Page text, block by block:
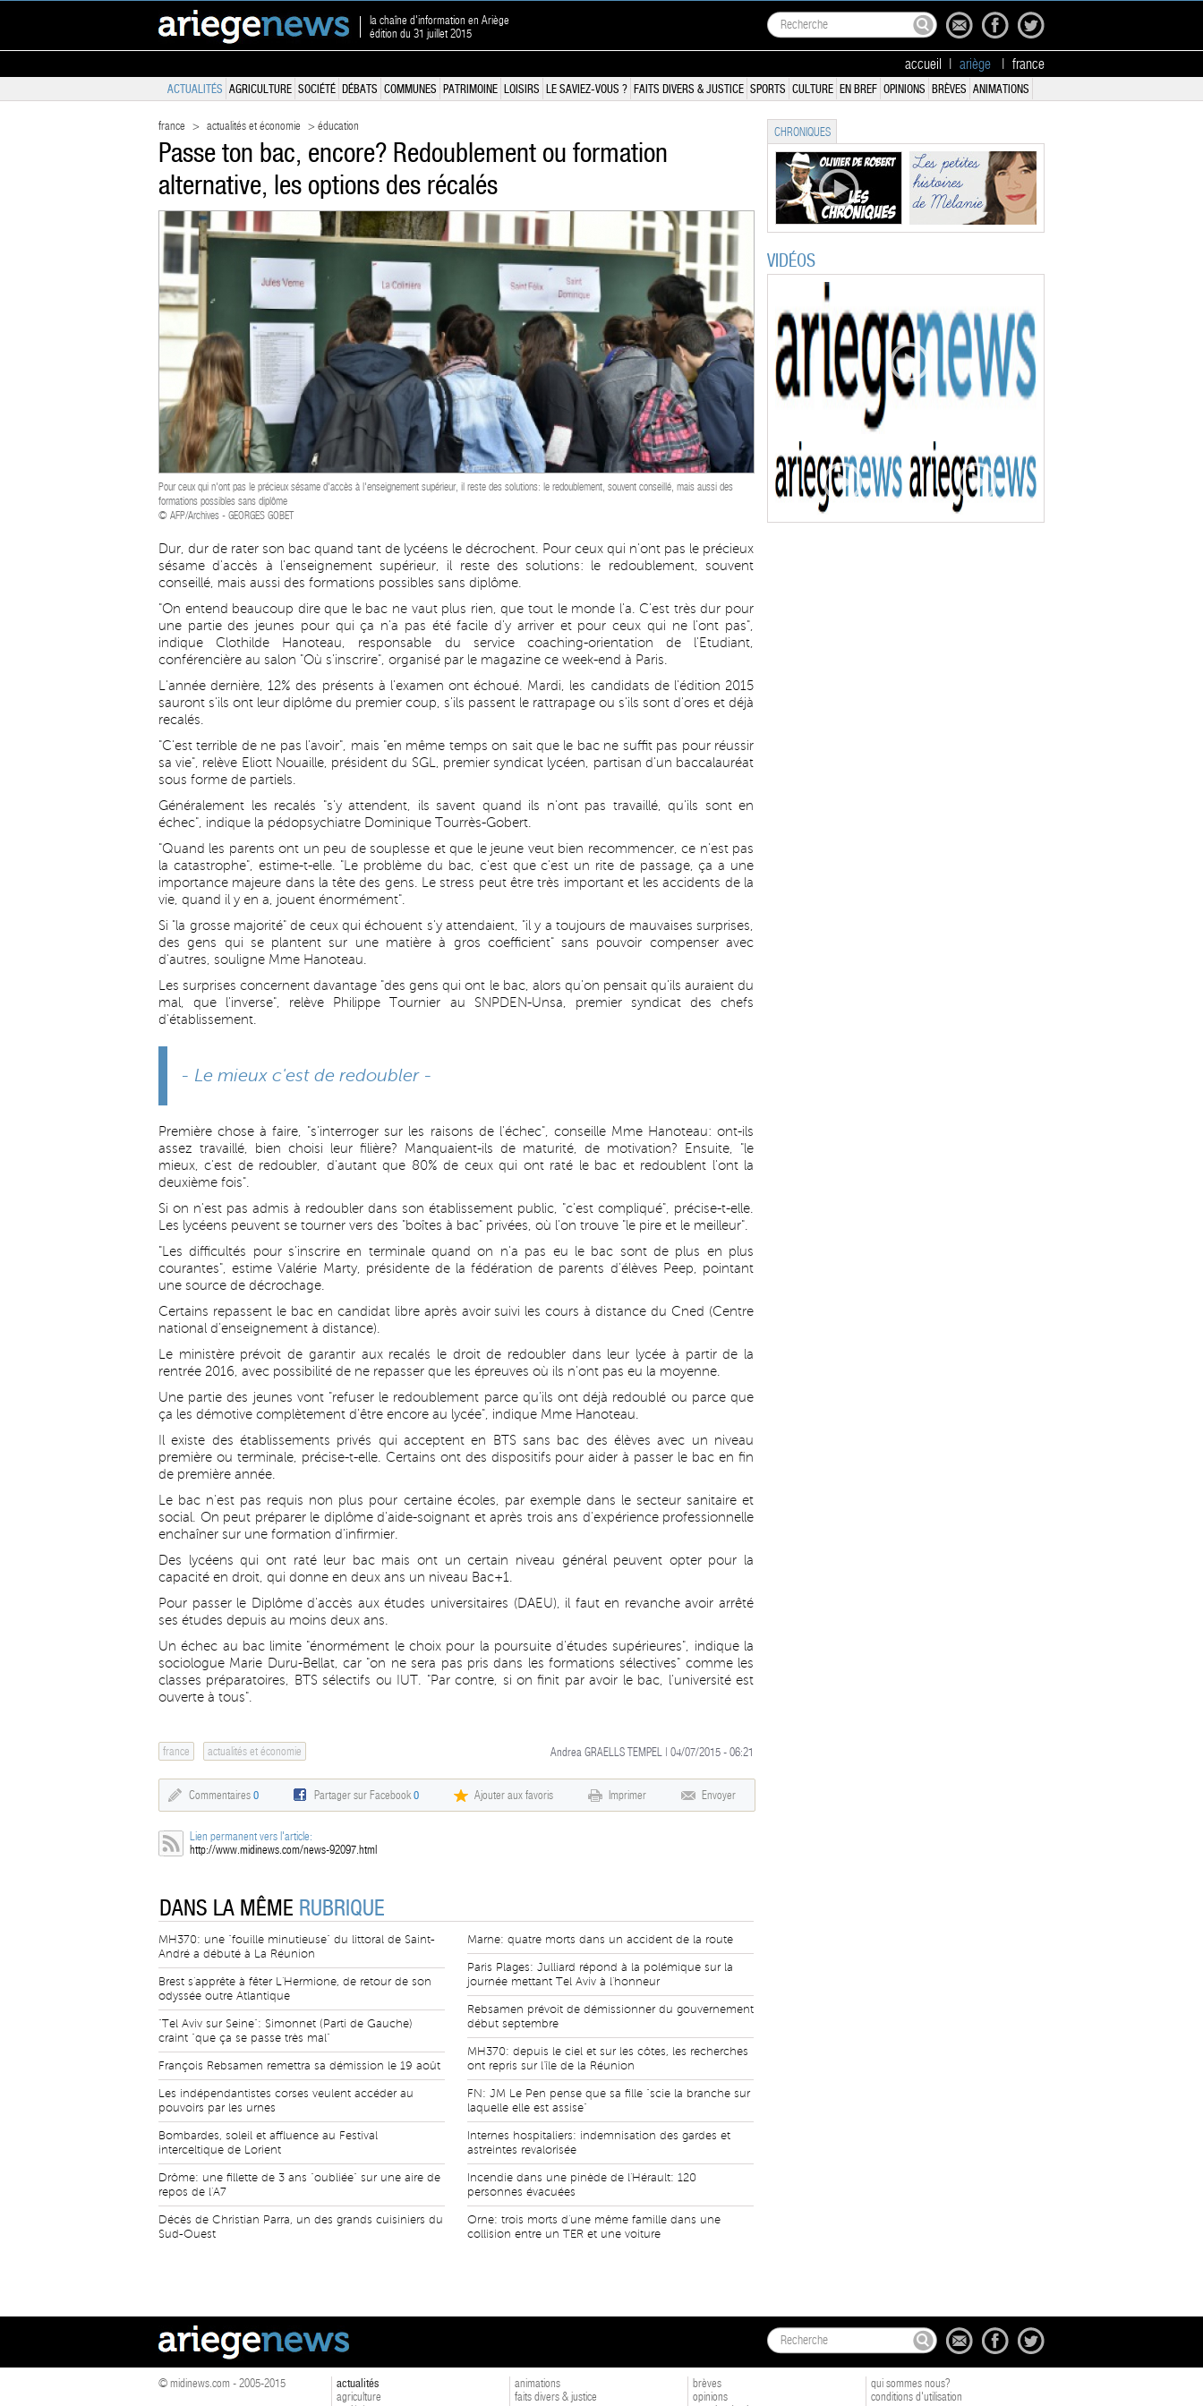
la chaîne d'information en Ariège
édition du 31 juillet 2015
accueil ariège france
ACTUALITÉS AGRICULTURE SOCIÉTÉ DÉBATS COMMUNES PATRIMOINE LOISIRS LE SAVIEZ-VOUS ? FAITS DIVERS & JUSTICE SPORTS CULTURE EN BREF OPINIONS BRÈVES ANIMATIONS
france > actualités et économie > éducation
Passe ton bac, encore? Redoublement ou formation
alternative, les options des récalés
Pour ceux qui n'ont pas le précieux sésame d'accès à l'enseignement supérieur, il reste des solutions: le redoublement, souvent conseillé, mais aussi des
formations possibles sans diplôme
© AFP/Archives - GEORGES GOBET
Dur, dur de rater son bac quand tant de lycéens le décrochent. Pour ceux qui n'ont pas le précieux
sésame d'accès à l'enseignement supérieur, il reste des solutions: le redoublement, souvent
conseillé, mais aussi des formations possibles sans diplôme.
"On entend beaucoup dire que le bac ne vaut plus rien, que tout le monde l'a. C'est très dur pour
une partie des jeunes pour qui ça n'a pas été facile d'y arriver et pour ceux qui ne l'ont pas",
indique Clothilde Hanoteau, responsable du service coaching-orientation de l'Etudiant,
conférencière au salon "Où s'inscrire", organisé par le magazine ce week-end à Paris.
L'année dernière, 12% des présents à l'examen ont échoué. Mardi, les candidats de l'édition 2015
sauront s'ils ont leur diplôme du premier coup, s'ils passent le rattrapage ou s'ils sont d'ores et déjà
recalés.
"C'est terrible de ne pas l'avoir", mais "en même temps on sait que le bac ne suffit pas pour réussir
sa vie", relève Eliott Nouaille, président du SGL, premier syndicat lycéen, partisan d'un baccalauréat
sous forme de partiels.
Généralement les recalés "s'y attendent, ils savent quand ils n'ont pas travaillé, qu'ils sont en
échec", indique la pédopsychiatre Dominique Tourrès-Gobert.
"Quand les parents ont un peu de souplesse et que le jeune veut bien recommencer, ce n'est pas
la catastrophe", estime-t-elle. "Le problème du bac, c'est que c'est un rite de passage, ça a une
importance majeure dans la tête des gens. Le stress peut être très important et les accidents de la
vie, quand il y en a, jouent énormément".
Si "la grosse majorité" de ceux qui échouent s'y attendaient, "il y a toujours de mauvaises surprises,
des gens qui se plantent sur une matière à gros coefficient" sans pouvoir compenser avec
d'autres, souligne Mme Hanoteau.
Les surprises concernent davantage "des gens qui ont le bac, alors qu'on pensait qu'ils auraient du
mal, que l'inverse", relève Philippe Tournier au SNPDEN-Unsa, premier syndicat des chefs
d'établissement.
- Le mieux c'est de redoubler -
Première chose à faire, "s'interroger sur les raisons de l'échec", conseille Mme Hanoteau: ont-ils
assez travaillé, bien choisi leur filière? Manquaient-ils de maturité, de motivation? Ensuite, "le
mieux, c'est de redoubler, d'autant que 80% de ceux qui ont raté le bac et redoublent l'ont la
deuxième fois".
Si on n'est pas admis à redoubler dans son établissement public, "c'est compliqué", précise-t-elle.
Les lycéens peuvent se tourner vers des "boîtes à bac" privées, où l'on trouve "le pire et le meilleur".
"Les difficultés pour s'inscrire en terminale quand on n'a pas eu le bac sont de plus en plus
courantes", estime Valérie Marty, présidente de la fédération de parents d'élèves Peep, pointant
une source de décrochage.
Certains repassent le bac en candidat libre après avoir suivi les cours à distance du Cned (Centre
national d'enseignement à distance).
Le ministère prévoit de garantir aux recalés le droit de redoubler dans leur lycée à partir de la
rentrée 2016, avec possibilité de ne repasser que les épreuves où ils n'ont pas eu la moyenne.
Une partie des jeunes vont "refuser le redoublement parce qu'ils ont déjà redoublé ou parce que
ça les démotive complètement d'être encore au lycée", indique Mme Hanoteau.
Il existe des établissements privés qui acceptent en BTS sans bac des élèves avec un niveau
première ou terminale, précise-t-elle. Certains ont des dispositifs pour aider à passer le bac en fin
de première année.
Le bac n'est pas requis non plus pour certaine écoles, par exemple dans le secteur sanitaire et
social. On peut préparer le diplôme d'aide-soignant et après trois ans d'expérience professionnelle
enchaîner sur une formation d'infirmier.
Des lycéens qui ont raté leur bac mais ont un certain niveau général peuvent opter pour la
capacité en droit, qui donne en deux ans un niveau Bac+1.
Pour passer le Diplôme d'accès aux études universitaires (DAEU), il faut en revanche avoir arrêté
ses études depuis au moins deux ans.
Un échec au bac limite "énormément le choix pour la poursuite d'études supérieures", indique la
sociologue Marie Duru-Bellat, car "on ne sera pas pris dans les formations sélectives" comme les
classes préparatoires, BTS sélectifs ou IUT. "Par contre, si on finit par avoir le bac, l'université est
ouverte à tous".
france actualités et économie Andrea GRAELLS TEMPEL | 04/07/2015 - 06:21
Commentaires 0 Partager sur Facebook0 Ajouter aux favoris Imprimer Envoyer
Lien permanent vers l'article:
http://www.midinews.com/news-92097.html
DANS LA MÊME RUBRIQUE
MH370: une "fouille minutieuse" du littoral de Saint-
André a débuté à La Réunion
Brest s'apprête à fêter L'Hermione, de retour de son
odyssée outre Atlantique
"Tel Aviv sur Seine": Simonnet (Parti de Gauche)
craint "que ça se passe très mal"
François Rebsamen remettra sa démission le 19 août
Les indépendantistes corses veulent accéder au
pouvoirs par les urnes
Bombardes, soleil et affluence au Festival
interceltique de Lorient
Drôme: une fillette de 3 ans "oubliée" sur une aire de
repos de l'A7
Décès de Christian Parra, un des grands cuisiniers du
Sud-Ouest
Marne: quatre morts dans un accident de la route
Paris Plages: Julliard répond à la polémique sur la
journée mettant Tel Aviv à l'honneur
Rebsamen prévoit de démissionner du gouvernement
début septembre
MH370: depuis le ciel et sur les côtes, les recherches
ont repris sur l'île de la Réunion
FN: JM Le Pen pense que sa fille "scie la branche sur
laquelle elle est assise"
Internes hospitaliers: indemnisation des gardes et
astreintes revalorisée
Incendie dans une pinède de l'Hérault: 120
personnes évacuées
Orne: trois morts d'une même famille dans une
collision entre un TER et une voiture
CHRONIQUES
VIDÉOS
© midinews.com - 2005-2015
actualités
agriculture
animations
faits divers & justice
brèves
opinions
qui sommes nous?
conditions d'utilisation